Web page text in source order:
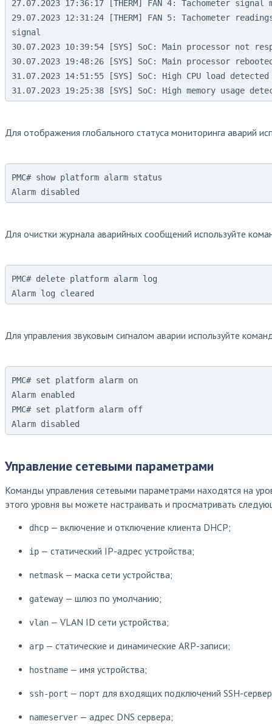
27.07.2023 17:36:17 [THERM] FAN 4: Tachometer signal
29.07.2023 12:31:24 [THERM] FAN 5: Tachometer
signal
30.07.2023 10:39:54 [SYS] SoC: Main processor not
30.07.2023 19:48:26 [SYS] SoC: Main processor
31.07.2023 14:51:55 [SYS] SoC: High CPU load detected
31.07.2023 19:25:38 [SYS] SoC: High memory usage
Для отображения глобального статуса мониторинга аварий
PMC# show platform alarm status
Alarm disabled
Для очистки журнала аварийных сообщений используйте
PMC# delete platform alarm log
Alarm log cleared
Для управления звуковым сигналом аварии используйте
PMC# set platform alarm on
Alarm enabled
PMC# set platform alarm off
Alarm disabled
Управление сетевыми параметрами
Команды управления сетевыми параметрами находятся на
этого уровня вы можете настраивать и просматривать
dhcp — включение и отключение клиента DHCP;
ip — статический IP-адрес устройства;
netmask — маска сети устройства;
gateway — шлюз по умолчанию;
vlan — VLAN ID сети устройства;
arp — статические и динамические ARP-записи;
hostname — имя устройства;
ssh-port — порт для входящих подключений SSH-
nameserver — адрес DNS сервера;